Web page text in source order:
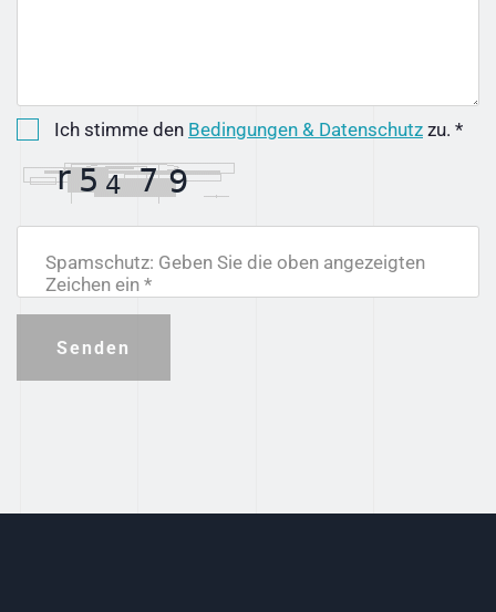
Ich stimme den Bedingungen & Datenschutz zu. *
Spamschutz: Geben Sie die oben angezeigten
Zeichen ein *
Senden